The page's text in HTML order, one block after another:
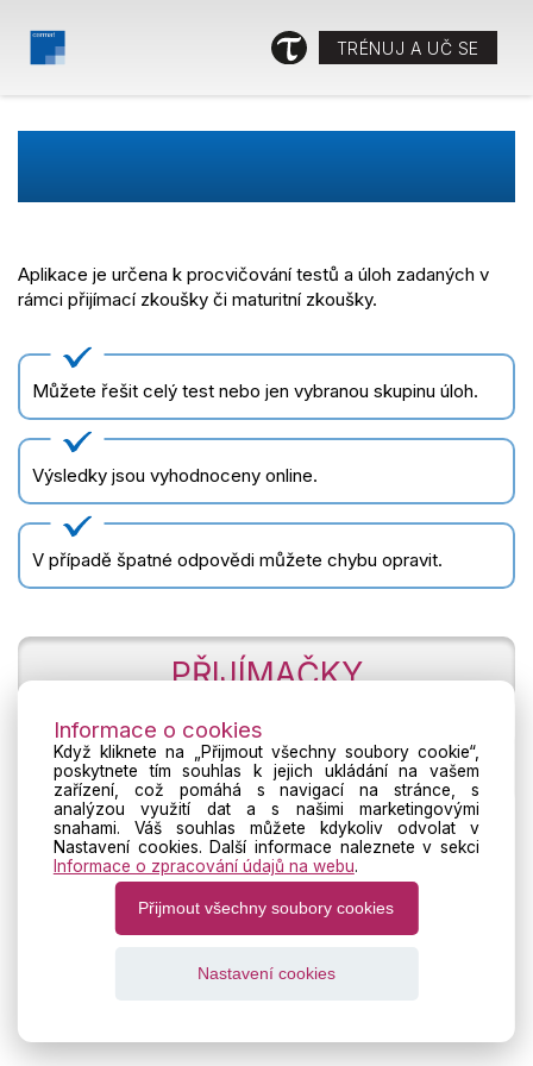
Informace o cookies
Když kliknete na „Přijmout všechny soubory cookie“,
poskytnete tím souhlas k jejich ukládání na vašem
zařízení, což pomáhá s navigací na stránce, s
analýzou využití dat a s našimi marketingovými
snahami. Váš souhlas můžete kdykoliv odvolat v
Nastavení cookies. Další informace naleznete v sekci
Informace o zpracování údajů na webu.
Přijmout všechny soubory cookies
Nastavení cookies
TRÉNUJ A UČ SE
Aplikace je určena k procvičování testů a úloh zadaných v
rámci přijímací zkoušky či maturitní zkoušky.
Můžete řešit celý test nebo jen vybranou skupinu úloh.
Výsledky jsou vyhodnoceny online.
V případě špatné odpovědi můžete chybu opravit.
PŘIJÍMAČKY
MATURITA V PŘÍPRAVĚ
Hodně štěstí!
uživatelská podpora:tau@cermat.cz